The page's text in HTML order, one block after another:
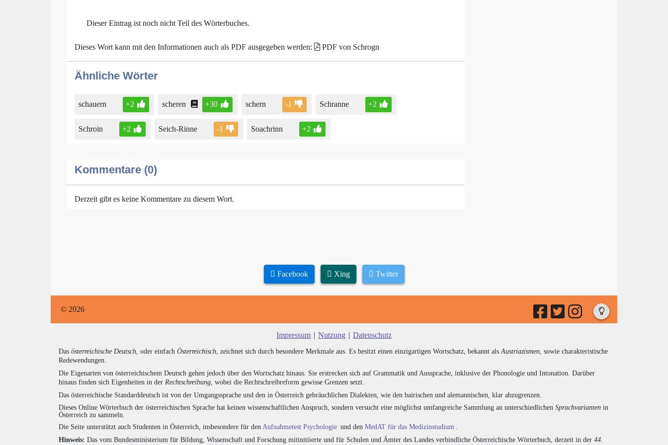
Dieser Eintrag ist noch nicht Teil des Wörterbuches.
Dieses Wort kann mit den Informationen auch als PDF ausgegeben werden: PDF von Schrogn
Ähnliche Wörter
schauern +2 scheren +30 schern -1 Schranne +2
Schroin +2 Seich-Rinne -1 Soachrinn +2
Kommentare (0)
Derzeit gibt es keine Kommentare zu diesem Wort.
Facebook Xing Twitter
© 2026
Impressum | Nutzung | Datenschutz
Das österreichische Deutsch , oder einfach Österreichisch , zeichnet sich durch besondere Merkmale aus. Es besitzt einen einzigartigen Wortschatz, bekannt als Austriazismen , sowie charakteristische
Redewendungen.
Die Eigenarten von österreichischem Deutsch gehen jedoch über den Wortschatz hinaus. Sie erstrecken sich auf Grammatik und Aussprache, inklusive der Phonologie und Intonation. Darüber
hinaus finden sich Eigenheiten in der Rechtschreibung , wobei die Rechtschreibreform gewisse Grenzen setzt.
Das österreichische Standarddeutsch ist von der Umgangssprache und den in Österreich gebräuchlichen Dialekten, wie den bairischen und alemannischen, klar abzugrenzen.
Dieses Online Wörterbuch der österreichischen Sprache hat keinen wissenschaftlichen Anspruch, sondern versucht eine möglichst umfangreiche Sammlung an unterschiedlichen Sprachvarianten in
Österreich zu sammeln.
Die Seite unterstützt auch Studenten in Österreich, insbesondere für den Aufnahmetest Psychologie und den MedAT für das Medizinstudium
Hinweis: Das vom Bundesministerium für Bildung, Wissenschaft und Forschung mitinitiierte und für Schulen und Ämter des Landes verbindliche Österreichische Wörterbuch, derzeit in der 44.